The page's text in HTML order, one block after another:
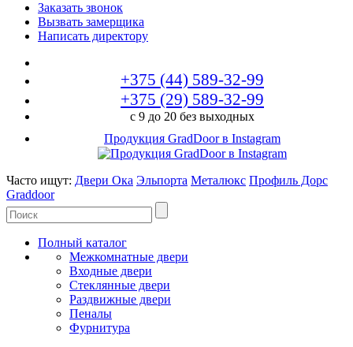
Заказать звонок
Вызвать замерщика
Написать директору
+375 (44) 589-32-99
+375 (29) 589-32-99
с 9 до 20 без выходных
Продукция GradDoor в Instagram
Часто ищут: Двери Ока Эльпорта Металюкс Профиль Дорс
Graddoor
Полный каталог
Межкомнатные двери
Входные двери
Стеклянные двери
Раздвижные двери
Пеналы
Фурнитура